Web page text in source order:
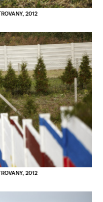
2012
2012